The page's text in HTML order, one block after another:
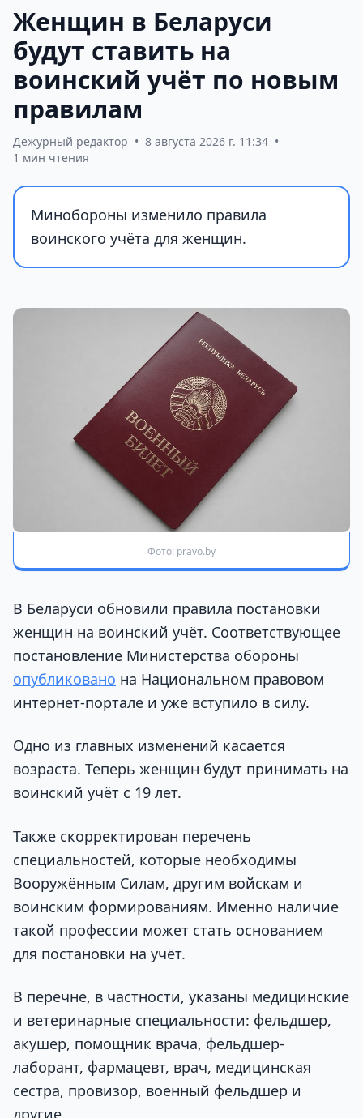
Женщин в Беларуси
будут ставить на
воинский учёт по новым
правилам
Дежурный редактор • 8 августа 2026 г. 11:34 •
1 мин чтения
Минобороны изменило правила
воинского учёта для женщин.
Фото: pravo.by
В Беларуси обновили правила постановки
женщин на воинский учёт. Соответствующее
постановление Министерства обороны
опубликовано на Национальном правовом
интернет-портале и уже вступило в силу.
Одно из главных изменений касается
возраста. Теперь женщин будут принимать на
воинский учёт с 19 лет.
Также скорректирован перечень
специальностей, которые необходимы
Вооружённым Силам, другим войскам и
воинским формированиям. Именно наличие
такой профессии может стать основанием
для постановки на учёт.
В перечне, в частности, указаны медицинские
и ветеринарные специальности: фельдшер,
акушер, помощник врача, фельдшер-
лаборант, фармацевт, врач, медицинская
сестра, провизор, военный фельдшер и
другие.